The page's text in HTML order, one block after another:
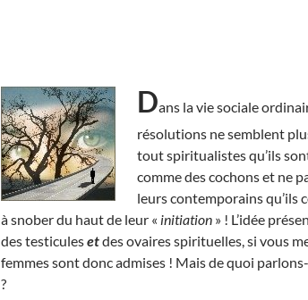
Dans la vie sociale
résolutions ne semblent
tout spiritualistes qu’ils
comme des cochons et ne
leurs contemporains qu’ils
à snober du haut de leur « initiation » ! L’idée
des testiculesetdes ovaires spirituelles, si vous
femmes sont donc admises ! Mais de quoi
?